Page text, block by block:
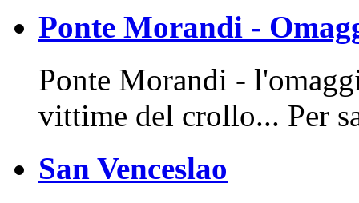
Ponte Morandi -
Ponte Morandi -
vittime del crollo... Per
San Venceslao